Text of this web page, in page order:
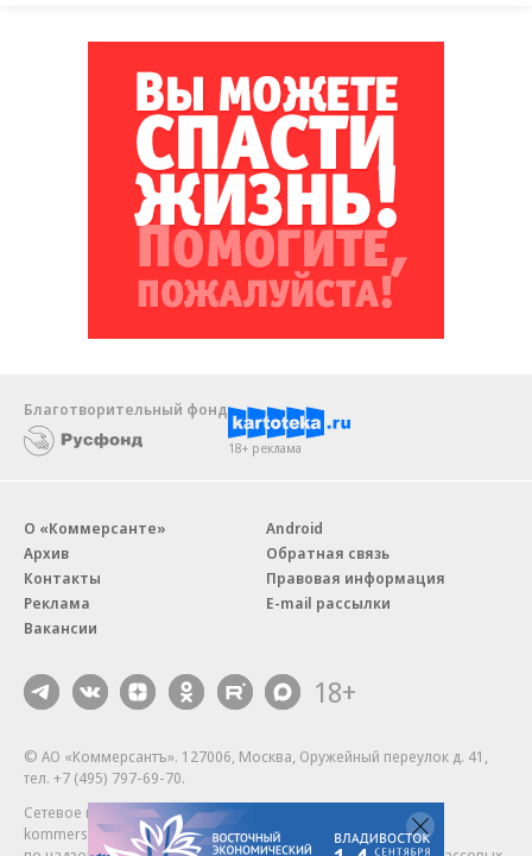
Благотворительный фонд
18+ реклама
О «Коммерсанте»
Архив
Контакты
Реклама
Вакансии
Android
Обратная связь
Правовая информация
E-mail рассылки
18+
© АО «Коммерсантъ». 127006, Москва, Оружейный переулок д. 41,
тел. +7 (495) 797-69-70.
Сетевое издание «Коммерсантъ» (доменное имя сайта:
kommersant.ru) зарегистрировано Федеральной службой